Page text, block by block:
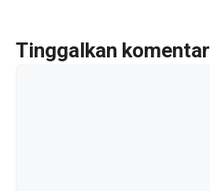
k
Tinggalkan komentar